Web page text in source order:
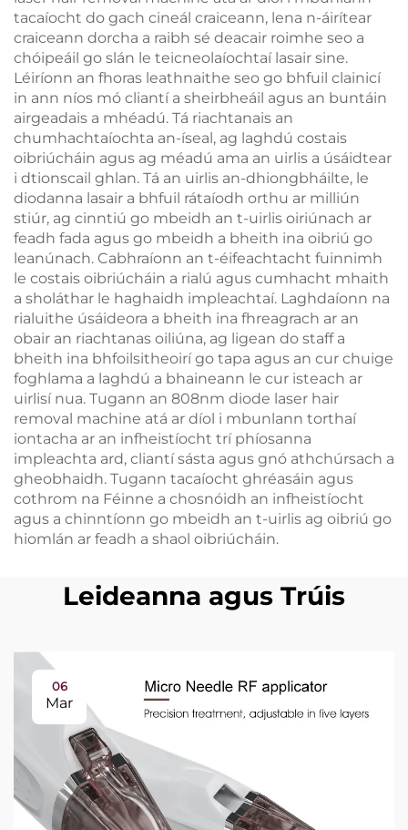
tacaíocht do gach cineál craiceann, lena n-áirítear
craiceann dorcha a raibh sé deacair roimhe seo a
chóipeáil go slán le teicneolaíochtaí lasair sine.
Léiríonn an fhoras leathnaithe seo go bhfuil clainicí
in ann níos mó cliantí a sheirbheáil agus an buntáin
airgeadais a mhéadú. Tá riachtanais an
chumhachtaíochta an-íseal, ag laghdú costais
oibriúcháin agus ag méadú ama an uirlis a úsáidtear
i dtionscail ghlan. Tá an uirlis an-dhiongbháilte, le
diodanna lasair a bhfuil rátaíodh orthu ar milliún
stiúr, ag cinntiú go mbeidh an t-uirlis oiriúnach ar
feadh fada agus go mbeidh a bheith ina oibriú go
leanúnach. Cabhraíonn an t-éifeachtacht fuinnimh
le costais oibriúcháin a rialú agus cumhacht mhaith
a sholáthar le haghaidh impleachtaí. Laghdaíonn na
rialuithe úsáideora a bheith ina fhreagrach ar an
obair an riachtanas oiliúna, ag ligean do staff a
bheith ina bhfoilsitheoirí go tapa agus an cur chuige
foghlama a laghdú a bhaineann le cur isteach ar
uirlisí nua. Tugann an 808nm diode laser hair
removal machine atá ar díol i mbunlann torthaí
iontacha ar an infheistíocht trí phíosanna
impleachta ard, cliantí sásta agus gnó athchúrsach a
gheobhaidh. Tugann tacaíocht ghréasáin agus
cothrom na Féinne a chosnóidh an infheistíocht
agus a chinntíonn go mbeidh an t-uirlis ag oibriú go
hiomlán ar feadh a shaol oibriúcháin.
Leideanna agus Trúis
06
Mar